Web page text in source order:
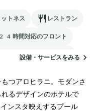
トネス レストラン
24時間対応のフロント
電気自動車の充電スタンド
設備・サービスをみる
つアロヒラニ。モダンさ
るデザインのホテルで
スタ映えするプール